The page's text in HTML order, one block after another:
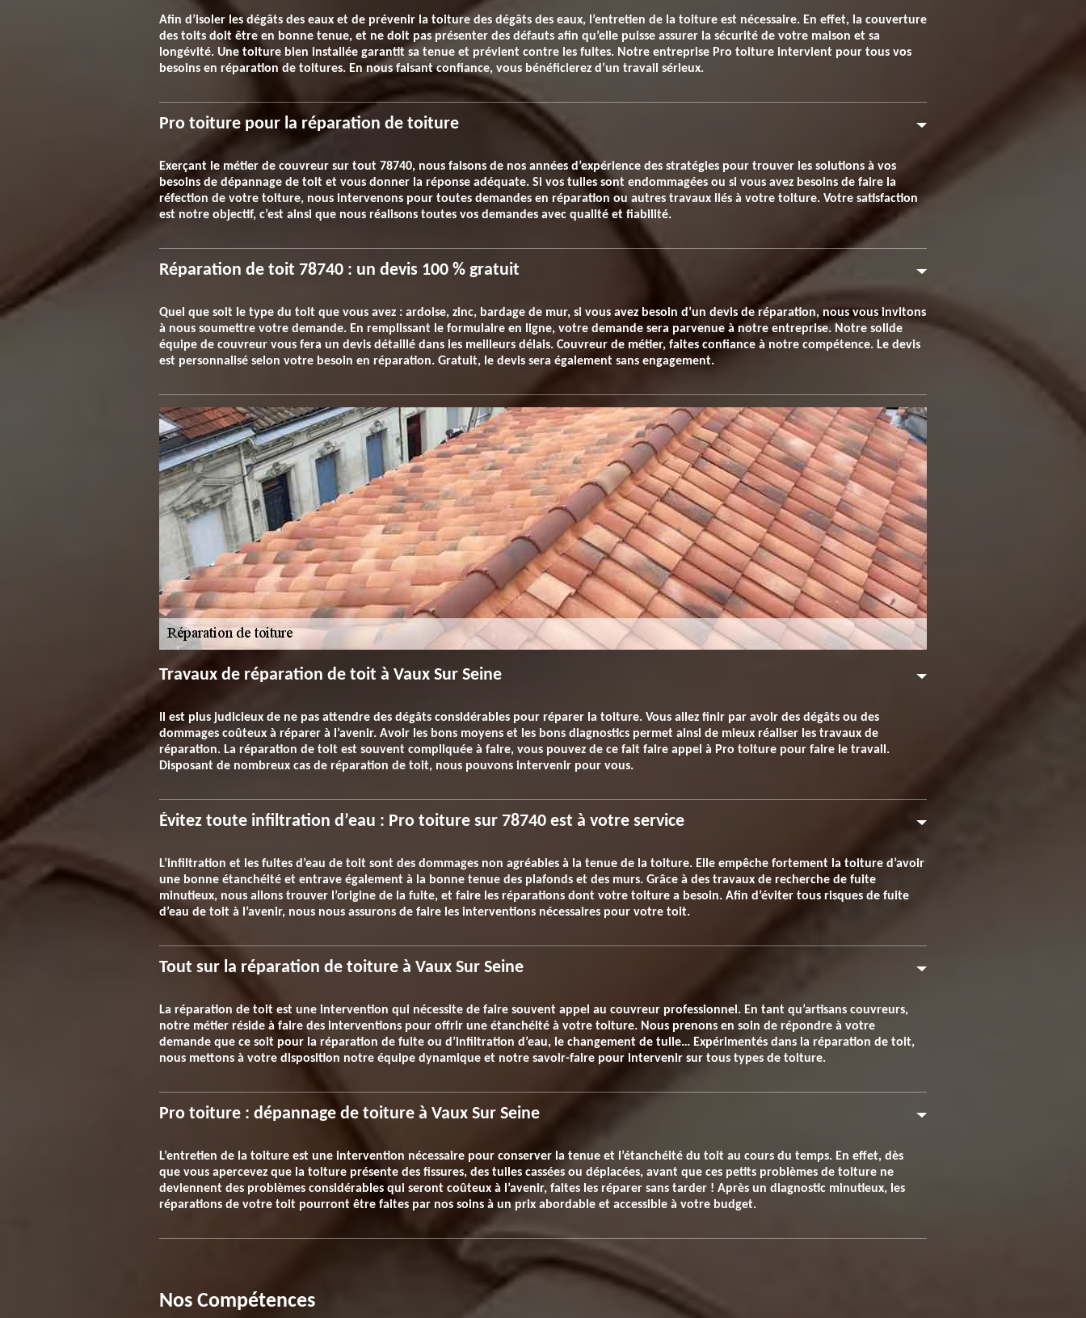
Afin d’isoler les dégâts des eaux et de prévenir la toiture des dégâts des eaux, l’entretien de la toiture est nécessaire. En effet, la couverture
des toits doit être en bonne tenue, et ne doit pas présenter des défauts afin qu’elle puisse assurer la sécurité de votre maison et sa
longévité. Une toiture bien installée garantit sa tenue et prévient contre les fuites. Notre entreprise Pro toiture intervient pour tous vos
besoins en réparation de toitures. En nous faisant confiance, vous bénéficierez d’un travail sérieux.
Pro toiture pour la réparation de toiture
Exerçant le métier de couvreur sur tout 78740, nous faisons de nos années d’expérience des stratégies pour trouver les solutions à vos
besoins de dépannage de toit et vous donner la réponse adéquate. Si vos tuiles sont endommagées ou si vous avez besoins de faire la
réfection de votre toiture, nous intervenons pour toutes demandes en réparation ou autres travaux liés à votre toiture. Votre satisfaction
est notre objectif, c’est ainsi que nous réalisons toutes vos demandes avec qualité et fiabilité.
Réparation de toit 78740 : un devis 100 % gratuit
Quel que soit le type du toit que vous avez : ardoise, zinc, bardage de mur, si vous avez besoin d’un devis de réparation, nous vous invitons
à nous soumettre votre demande. En remplissant le formulaire en ligne, votre demande sera parvenue à notre entreprise. Notre solide
équipe de couvreur vous fera un devis détaillé dans les meilleurs délais. Couvreur de métier, faites confiance à notre compétence. Le devis
est personnalisé selon votre besoin en réparation. Gratuit, le devis sera également sans engagement.
Travaux de réparation de toit à Vaux Sur Seine
Il est plus judicieux de ne pas attendre des dégâts considérables pour réparer la toiture. Vous allez finir par avoir des dégâts ou des
dommages coûteux à réparer à l’avenir. Avoir les bons moyens et les bons diagnostics permet ainsi de mieux réaliser les travaux de
réparation. La réparation de toit est souvent compliquée à faire, vous pouvez de ce fait faire appel à Pro toiture pour faire le travail.
Disposant de nombreux cas de réparation de toit, nous pouvons intervenir pour vous.
Évitez toute infiltration d’eau : Pro toiture sur 78740 est à votre service
L’infiltration et les fuites d’eau de toit sont des dommages non agréables à la tenue de la toiture. Elle empêche fortement la toiture d’avoir
une bonne étanchéité et entrave également à la bonne tenue des plafonds et des murs. Grâce à des travaux de recherche de fuite
minutieux, nous allons trouver l’origine de la fuite, et faire les réparations dont votre toiture a besoin. Afin d’éviter tous risques de fuite
d’eau de toit à l’avenir, nous nous assurons de faire les interventions nécessaires pour votre toit.
Tout sur la réparation de toiture à Vaux Sur Seine
La réparation de toit est une intervention qui nécessite de faire souvent appel au couvreur professionnel. En tant qu’artisans couvreurs,
notre métier réside à faire des interventions pour offrir une étanchéité à votre toiture. Nous prenons en soin de répondre à votre
demande que ce soit pour la réparation de fuite ou d’infiltration d’eau, le changement de tuile… Expérimentés dans la réparation de toit,
nous mettons à votre disposition notre équipe dynamique et notre savoir-faire pour intervenir sur tous types de toiture.
Pro toiture : dépannage de toiture à Vaux Sur Seine
L’entretien de la toiture est une intervention nécessaire pour conserver la tenue et l’étanchéité du toit au cours du temps. En effet, dès
que vous apercevez que la toiture présente des fissures, des tuiles cassées ou déplacées, avant que ces petits problèmes de toiture ne
deviennent des problèmes considérables qui seront coûteux à l’avenir, faites les réparer sans tarder ! Après un diagnostic minutieux, les
réparations de votre toit pourront être faites par nos soins à un prix abordable et accessible à votre budget.
Nos Compétences